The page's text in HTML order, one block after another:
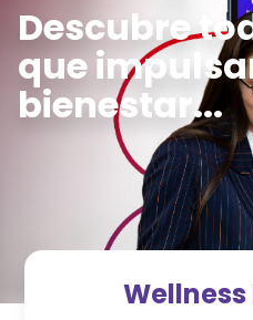
Descubre
que
bienestar...